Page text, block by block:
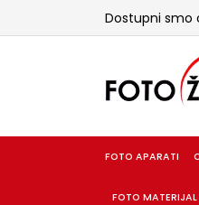
Dostupni smo
FOTO APARATI
FOTO MATERIJAL